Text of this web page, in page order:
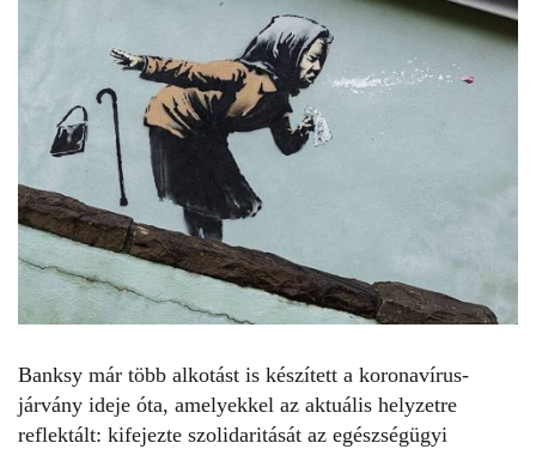
Banksy már több alkotást is készített a koronavírus-
járvány ideje óta, amelyekkel az aktuális helyzetre
reflektált: kifejezte szolidaritását az egészségügyi